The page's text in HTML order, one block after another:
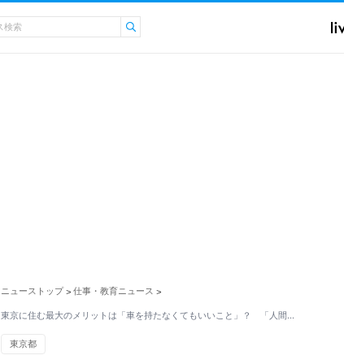
ニューストップ > 仕事・教育ニュース >
東京に住む最大のメリットは「車を持たなくてもいいこと」？ 「人間…
東京都